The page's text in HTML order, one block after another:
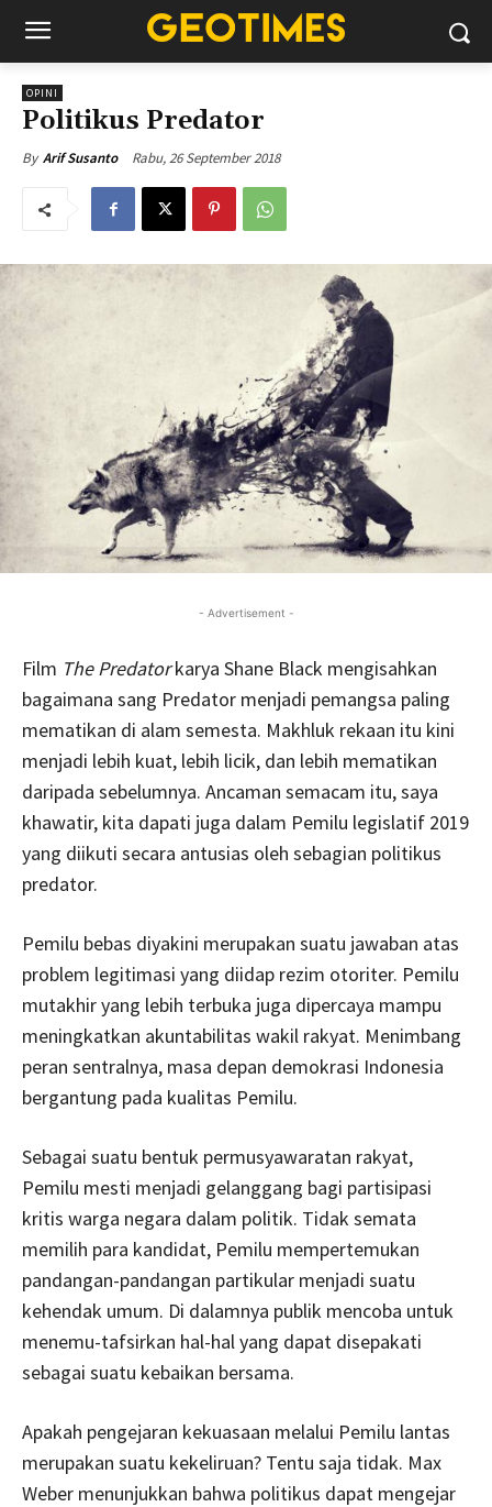
OPINI
Politikus Predator
By Arif Susanto Rabu, 26 September 2018
- Advertisement -
Film The Predatorkarya Shane Black mengisahkan
bagaimana sang Predator menjadi pemangsa paling
mematikan di alam semesta. Makhluk rekaan itu kini
menjadi lebih kuat, lebih licik, dan lebih mematikan
daripada sebelumnya. Ancaman semacam itu, saya
khawatir, kita dapati juga dalam Pemilu legislatif 2019
yang diikuti secara antusias oleh sebagian politikus
predator.
Pemilu bebas diyakini merupakan suatu jawaban atas
problem legitimasi yang diidap rezim otoriter. Pemilu
mutakhir yang lebih terbuka juga dipercaya mampu
meningkatkan akuntabilitas wakil rakyat. Menimbang
peran sentralnya, masa depan demokrasi Indonesia
bergantung pada kualitas Pemilu.
Sebagai suatu bentuk permusyawaratan rakyat,
Pemilu mesti menjadi gelanggang bagi partisipasi
kritis warga negara dalam politik. Tidak semata
memilih para kandidat, Pemilu mempertemukan
pandangan-pandangan partikular menjadi suatu
kehendak umum. Di dalamnya publik mencoba untuk
menemu-tafsirkan hal-hal yang dapat disepakati
sebagai suatu kebaikan bersama.
Apakah pengejaran kekuasaan melalui Pemilu lantas
merupakan suatu kekeliruan? Tentu saja tidak. Max
Weber menunjukkan bahwa politikus dapat mengejar